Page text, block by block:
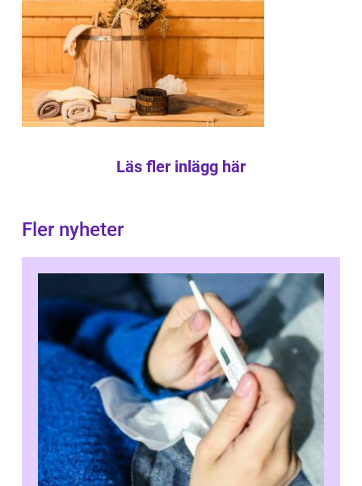
Läs fler inlägg här
Fler nyheter